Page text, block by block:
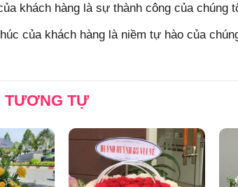
khách hàng là sự thành công của chúng
của khách hàng là niềm tự hào của
TƯƠNG TỰ